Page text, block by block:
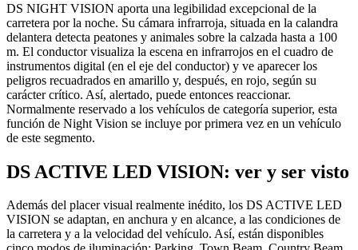
DS NIGHT VISION aporta una legibilidad excepcional de la
carretera por la noche. Su cámara infrarroja, situada en la calandra
delantera detecta peatones y animales sobre la calzada hasta a 100
m. El conductor visualiza la escena en infrarrojos en el cuadro de
instrumentos digital (en el eje del conductor) y ve aparecer los
peligros recuadrados en amarillo y, después, en rojo, según su
carácter crítico. Así, alertado, puede entonces reaccionar.
Normalmente reservado a los vehículos de categoría superior, esta
función de Night Vision se incluye por primera vez en un vehículo
de este segmento.
DS ACTIVE LED VISION: ver y ser visto
Además del placer visual realmente inédito, los DS ACTIVE LED
VISION se adaptan, en anchura y en alcance, a las condiciones de
la carretera y a la velocidad del vehículo. Así, están disponibles